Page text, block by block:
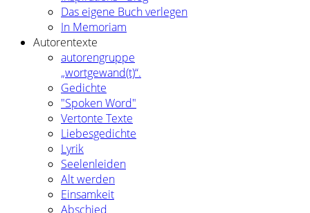
Das eigene Buch verlegen
In Memoriam
Autorentexte
autorengruppe
„wortgewand(t)“.
Gedichte
"Spoken Word"
Vertonte Texte
Liebesgedichte
Lyrik
Seelenleiden
Alt werden
Einsamkeit
Abschied